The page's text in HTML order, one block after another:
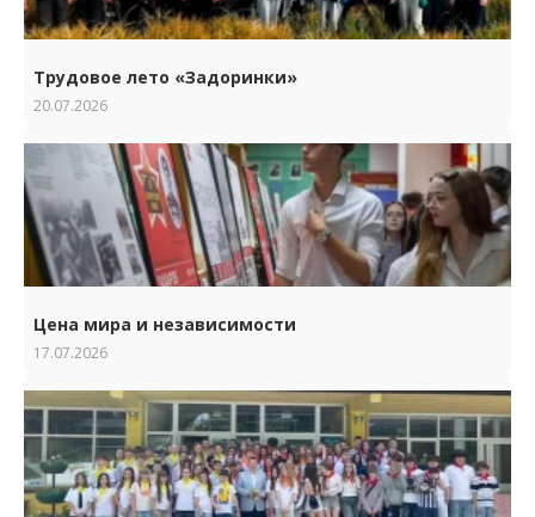
Трудовое лето «Задоринки»
20.07.2026
Цена мира и независимости
17.07.2026